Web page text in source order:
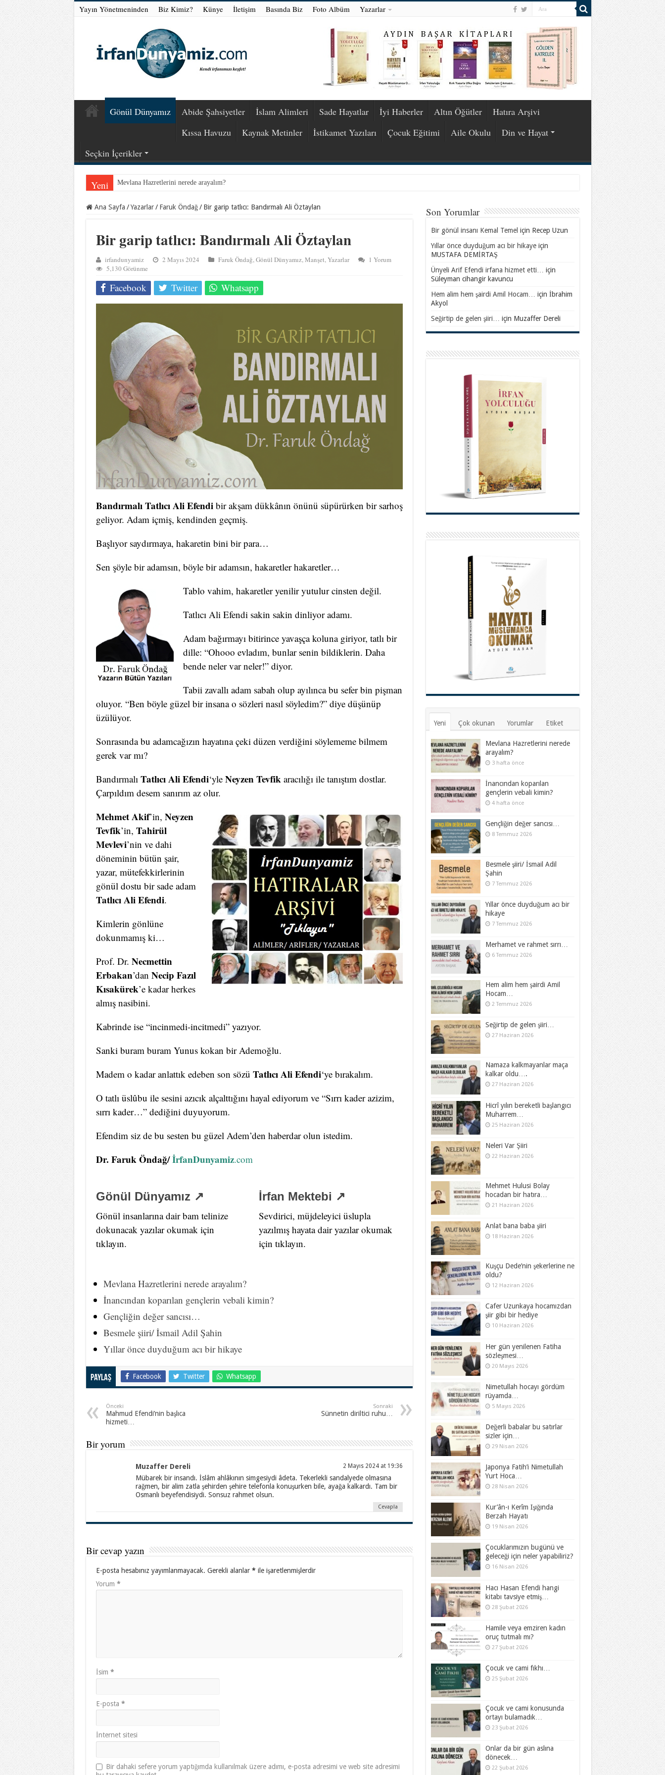
Yayın Yönetmeninden Biz Kimiz? Künye İletişim Basında Biz Foto Albüm Yazarlar
Gönül Dünyamız Abide Şahsiyetler İslam Alimleri Sade Hayatlar İyi Haberler Altın Öğütler
Hatıra Arşivi
Kıssa Havuzu
Kaynak Metinler İstikamet Yazıları Çocuk Eğitimi Aile Okulu
Din ve Hayat
Seçkin İçerikler
Yeni Mevlana Hazretlerini nerede arayalım?
Ana Sayfa / Yazarlar / Faruk Öndağ / Bir garip tatlıcı: Bandırmalı Ali Öztaylan
Bir garip tatlıcı: Bandırmalı Ali Öztaylan
irfandunyamiz 2 Mayıs 2024 Faruk Öndağ,Gönül Dünyamız,Manşet,Yazarlar
1 Yorum
5,130 Görünme
Facebook Twitter Whatsapp
Bandırmalı Tatlıcı Ali Efendi bir akşam dükkânın önünü süpürürken bir sarhoş
geliyor. Adam içmiş, kendinden geçmiş.
Başlıyor saydırmaya, hakaretin bini bir para…
Sen şöyle bir adamsın, böyle bir adamsın, hakaretler hakaretler…
Tablo vahim, hakaretler yenilir yutulur cinsten değil.
Tatlıcı Ali Efendi sakin sakin dinliyor adamı.
Adam bağırmayı bitirince yavaşça koluna giriyor, tatlı bir
dille: “Ohooo evladım, bunlar senin bildiklerin. Daha
bende neler var neler!” diyor.
Tabii zavallı adam sabah olup ayılınca bu sefer bin pişman
oluyor. “Ben böyle güzel bir insana o sözleri nasıl söyledim?” diye düşünüp
üzülüyor.
Sonrasında bu adamcağızın hayatına çeki düzen verdiğini söylememe bilmem
gerek var mı?
Bandırmalı Tatlıcı Ali Efendi‘yle Neyzen Tevfikaracılığı ile tanıştım dostlar.
Çarpıldım desem sanırım az olur.
Mehmet Akif’in, Neyzen
Tevfik’in, Tahirül
Mevlevi’nin ve dahi
döneminin bütün şair,
yazar, mütefekkirlerinin
gönül dostu bir sade adam
Tatlıcı Ali Efendi.
Kimlerin gönlüne
dokunmamış ki…
Prof. Dr. Necmettin
Erbakan’dan Necip Fazıl
Kısakürek’e kadar herkes
almış nasibini.
Kabrinde ise “incinmedi-incitmedi” yazıyor.
Sanki buram buram Yunus kokan bir Ademoğlu.
Madem o kadar anlattık edeben son sözü Tatlıcı Ali Efendi‘ye bırakalım.
O tatlı üslûbu ile sesini azıcık alçalttığını hayal ediyorum ve “Sırrı kader azizim,
sırrı kader…” dediğini duyuyorum.
Efendim siz de bu sesten bu güzel Adem’den haberdar olun istedim.
Dr. Faruk Öndağ/İrfanDunyamiz.com
Gönül Dünyamız ↗
Gönül insanlarına dair bam telinize
dokunacak yazılar okumak için
tıklayın.
İrfan Mektebi ↗
Sevdirici, müjdeleyici üslupla
yazılmış hayata dair yazılar okumak
için tıklayın.
Mevlana Hazretlerini nerede arayalım?
İnancından koparılan gençlerin vebali kimin?
Gençliğin değer sancısı…
Besmele şiiri/ İsmail Adil Şahin
Yıllar önce duyduğum acı bir hikaye
Paylaş Facebook Twitter Whatsapp
Önceki
Mahmud Efendi’nin başlıca
hizmeti…
Sonraki
Sünnetin diriltici ruhu…
Bir yorum
Muzaffer Dereli 2 Mayıs 2024 at 19:36
Mübarek bir insandı. İslâm ahlâkının simgesiydi âdeta. Tekerlekli sandalyede olmasına
rağmen, bir alim zatla şehirden şehire telefonla konuşurken bile, ayağa kalkardı. Tam bir
Osmanlı beyefendisiydi. Sonsuz rahmet olsun.
Cevapla
Bir cevap yazın
E-posta hesabınız yayımlanmayacak. Gerekli alanlar * ile işaretlenmişlerdir
Yorum *
İsim *
E-posta *
İnternet sitesi
Bir dahaki sefere yorum yaptığımda kullanılmak üzere adımı, e-posta adresimi ve web site adresimi
Son Yorumlar
Bir gönül insanı Kemal Temel için Recep Uzun
Yıllar önce duyduğum acı bir hikayeiçin
MUSTAFA DEMİRTAŞ
Ünyeli Arif Efendi irfana hizmet etti…
için
Süleyman cihangir kavuncu
Hem alim hem şairdi Amil Hocam…
için İbrahim
Akyol
Seğirtip de gelen şiiri…
için Muzaffer Dereli
Yeni Çok okunan Yorumlar Etiket
Mevlana Hazretlerini nerede
arayalım?
3 hafta önce
İnancından koparılan
gençlerin vebali kimin?
4 hafta önce
Gençliğin değer sancısı…
8 Temmuz 2026
Besmele şiiri/ İsmail Adil
Şahin
7 Temmuz 2026
Yıllar önce duyduğum acı bir
hikaye
7 Temmuz 2026
Merhamet ve rahmet sırrı…
6 Temmuz 2026
Hem alim hem şairdi Amil
Hocam…
2 Temmuz 2026
Seğirtip de gelen şiiri…
27 Haziran 2026
Namaza kalkmayanlar maça
kalkar oldu….
27 Haziran 2026
Hicrî yılın bereketli başlangıcı
Muharrem…
25 Haziran 2026
Neleri Var Şiiri
22 Haziran 2026
Mehmet Hulusi Bolay
hocadan bir hatıra…
21 Haziran 2026
Anlat bana baba şiiri
18 Haziran 2026
Kuşçu Dede’nin şekerlerine ne
oldu?
12 Haziran 2026
Cafer Uzunkaya hocamızdan
şiir gibi bir hediye
10 Haziran 2026
Her gün yenilenen Fatiha
sözleşmesi…
20 Mayıs 2026
Nimetullah hocayı gördüm
rüyamda…
5 Mayıs 2026
Değerli babalar bu satırlar
sizler için…
29 Nisan 2026
Japonya Fatih’i Nimetullah
Yurt Hoca…
28 Nisan 2026
Kur’ân-ı Kerîm Işığında
Berzah Hayatı
19 Nisan 2026
Çocuklarımızın bugünü ve
geleceği için neler yapabiliriz?
16 Nisan 2026
Hacı Hasan Efendi hangi
kitabı tavsiye etmiş…
28 Şubat 2026
Hamile veya emziren kadın
oruç tutmalı mı?
27 Şubat 2026
Çocuk ve cami fıkhı…
25 Şubat 2026
Çocuk ve cami konusunda
ortayı bulamadık…
23 Şubat 2026
Onlar da bir gün aslına
dönecek…
22 Şubat 2026